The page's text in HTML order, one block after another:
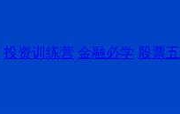
投资训练营 金融必学 股票